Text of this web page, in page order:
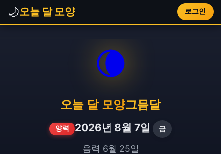
🌙오늘 달 모양 로그인
🌘
오늘 달 모양그믐달
양력 2026년 8월 7일 금
음력 6월 25일